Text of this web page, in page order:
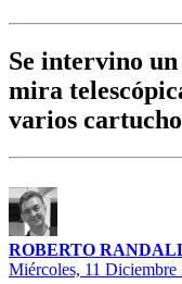
Se intervino
mira
varios
ROBERTO
Miércoles, 11 Diciembre